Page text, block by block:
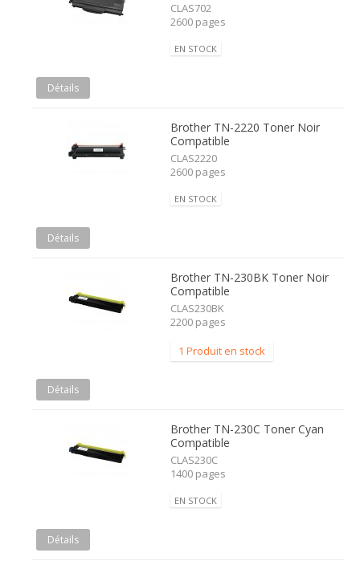
CLAS702
2600 pages
EN STOCK
Détails
Brother TN-2220 Toner Noir
Compatible
CLAS2220
2600 pages
EN STOCK
Détails
Brother TN-230BK Toner Noir
Compatible
CLAS230BK
2200 pages
1 Produit en stock
Détails
Brother TN-230C Toner Cyan
Compatible
CLAS230C
1400 pages
EN STOCK
Détails